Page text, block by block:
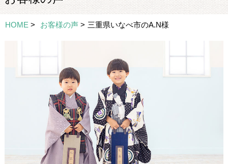
HOME > お客様の声 > 三重県いなべ市のA.N様